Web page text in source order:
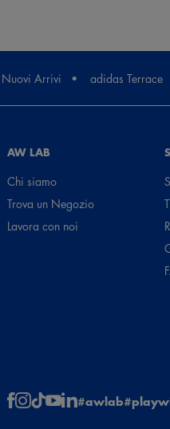
Nuovi Arrivi adidas Terrace
AW LAB
Chi siamo
Trova un Negozio
Lavora con noi
#awlab